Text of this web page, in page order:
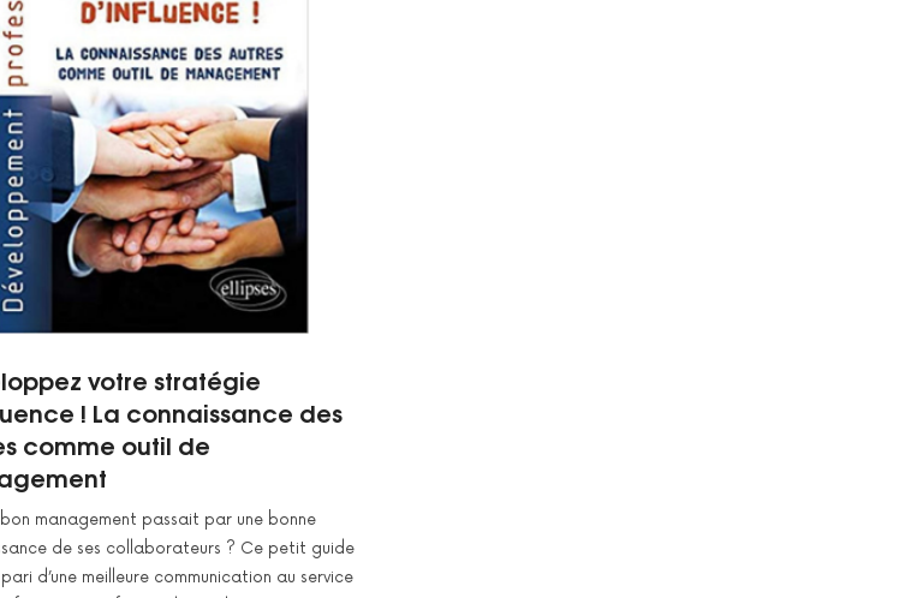
votre stratégie
! La connaissance des
comme outil de
bon management passait par une bonne
de ses collaborateurs ? Ce petit guide
d’une meilleure communication au service